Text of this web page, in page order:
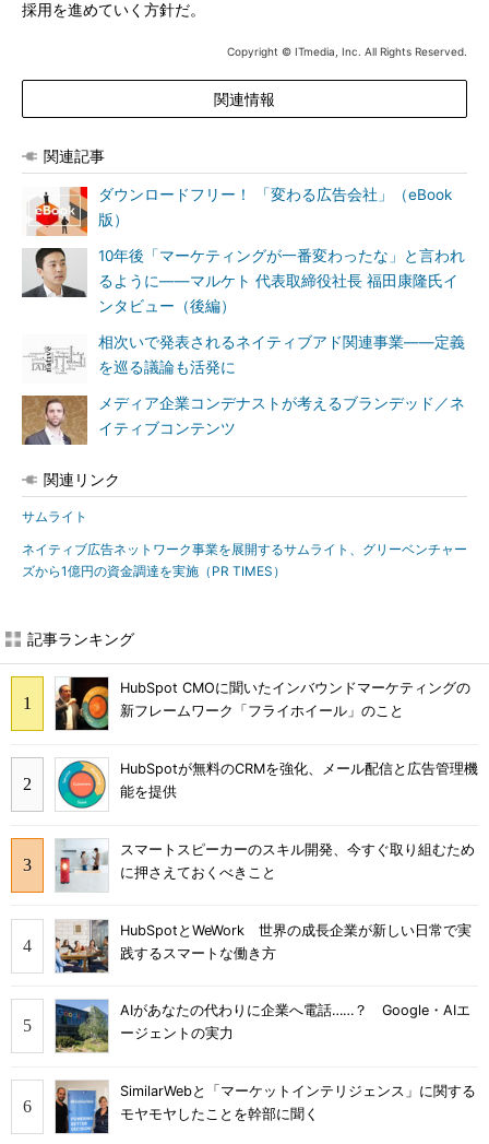
採用を進めていく方針だ。
Copyright © ITmedia, Inc. All Rights Reserved.
関連情報
関連記事
ダウンロードフリー！ 「変わる広告会社」（eBook
版）
10年後「マーケティングが一番変わったな」と言われ
るように――マルケト 代表取締役社長 福田康隆氏イ
ンタビュー（後編）
相次いで発表されるネイティブアド関連事業――定義
を巡る議論も活発に
メディア企業コンデナストが考えるブランデッド／ネ
イティブコンテンツ
関連リンク
サムライト
ネイティブ広告ネットワーク事業を展開するサムライト、グリーベンチャー
ズから1億円の資金調達を実施（PR TIMES）
記事ランキング
HubSpot CMOに聞いたインバウンドマーケティングの
新フレームワーク「フライホイール」のこと
HubSpotが無料のCRMを強化、メール配信と広告管理機
能を提供
スマートスピーカーのスキル開発、今すぐ取り組むため
に押さえておくべきこと
HubSpotとWeWork 世界の成長企業が新しい日常で実
践するスマートな働き方
AIがあなたの代わりに企業へ電話……？ Google・AIエ
ージェントの実力
SimilarWebと「マーケットインテリジェンス」に関する
モヤモヤしたことを幹部に聞く